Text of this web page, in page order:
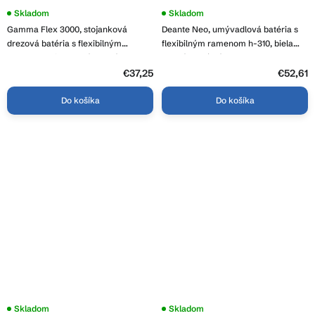
Gamma Flex 3000, stojanková
drezová batéria s flexibilným
ramenom, biela-zlatá matná, GMA-
Skladom
€37,25
Do košíka
Deante Neo, umývadlová batéria s
flexibilným ramenom h-310, biela
matná-oceľová, DEA-BLU_W240
Skladom
€52,61
Do košíka
Priemerné
Skladom Skladom